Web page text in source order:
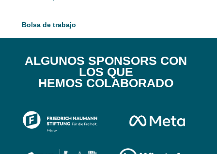
Bolsa de trabajo
ALGUNOS SPONSORS CON
LOS QUE
HEMOS COLABORADO